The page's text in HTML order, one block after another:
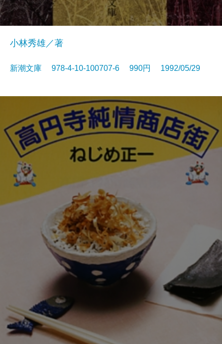
小林秀雄／著
新潮文庫 978-4-10-100707-6 990円 1992/05/29